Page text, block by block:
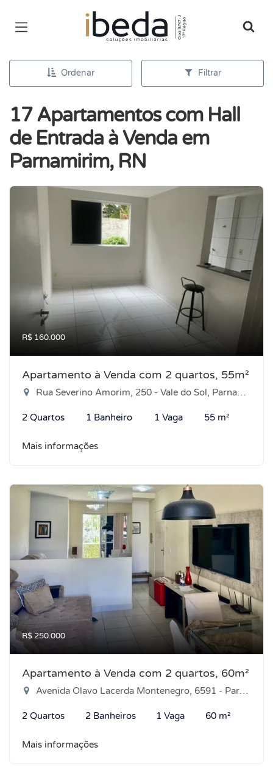
Página inicial
Ordenar Filtrar
17 Apartamentos com Hall
de Entrada à Venda em
Parnamirim, RN
R$ 160.000
Apartamento à Venda com 2 quartos, 55m²
Rua Severino Amorim, 250 - Vale do Sol, Parnamirim-RN
2 Quartos 1 Banheiro 1 Vaga 55 m²
Mais informações
R$ 250.000
Apartamento à Venda com 2 quartos, 60m²
Avenida Olavo Lacerda Montenegro, 6591 - Parque das Árvores, Parnamirim-RN
2 Quartos 2 Banheiros 1 Vaga 60 m²
Mais informações